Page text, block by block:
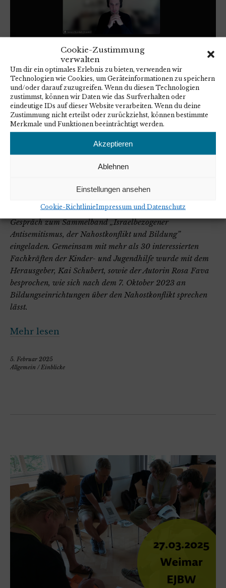
Cookie-Zustimmung
verwalten
Um dir ein optimales Erlebnis zu bieten, verwenden wir
Technologien wie Cookies, um Geräteinformationen zu speichern
und/oder darauf zuzugreifen. Wenn du diesen Technologien
zustimmst, können wir Daten wie das Surfverhalten oder
eindeutige IDs auf dieser Website verarbeiten. Wenn du deine
Zustimmung nicht erteilst oder zurückziehst, können bestimmte
Merkmale und Funktionen beeinträchtigt werden.
Akzeptieren
Ablehnen
Einstellungen ansehen
Cookie-RichtlinieImpressum und Datenschutz
Online-Buchvorstellung:
Bildungsarbeit zu Israelbezogenem
Antisemitismus und Nahostkonflikt
Aktuelle Herausforderungen,
pädagogische Praxis
Am 20. Januar 2025 hatte ConAct zu einem Online-
Gespräch zum Sammelband „Israelbezogener
Antisemitismus, der Nahostkonflikt und Bildung”
eingeladen. Gemeinsam mit mehr als 30 interessierten
Fachkräften der Kinder- und Jugendhilfe wurde mit dem
Herausgeber, Kai Schubert, sowie der Autorin Rosa Fava
besprochen, wie sich nach dem 7. Oktober 2023 an
Bildungseinrichtungen über den Nahostkonflikt sprechen
lässt.
Mehr lesen
5. Februar 2025
Allgemein /Einblicke